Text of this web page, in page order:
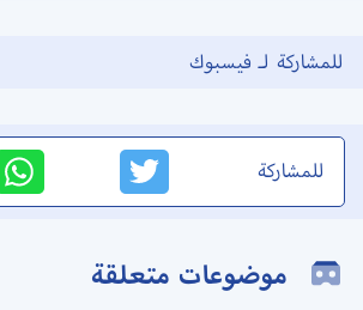
للمشاركة لـ فيسبوك
للمشاركة
موضوعات متعلقة